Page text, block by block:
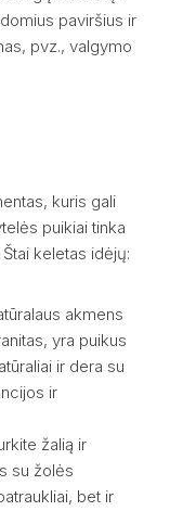
paviršius ir
pvz., valgymo
kuris gali
puikiai tinka
keletas idėjų:
akmens
yra puikus
ir dera su
ir
žalią ir
su žolės
bet ir